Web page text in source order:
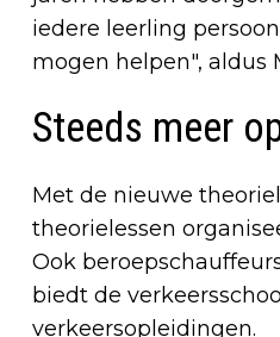
iedere leerling
mogen helpen", aldus
Steeds meer
Met de nieuwe
theorielessen
Ook
biedt de
verkeersopleidingen.